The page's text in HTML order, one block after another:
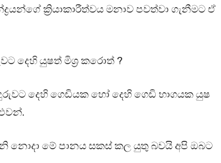
ක්‍රියාකාරීත්වය මනාව පවත්වා ගැනීමට ඒ
දෙහි යුෂත් මිශ්‍ර කරොත් ?
දෙහි ගෙඩියක හෝ දෙහි ගෙඩි භාගයක යුෂ
නොදා මේ පානය සකස් කල යුතු බවයි අපි ඔබට